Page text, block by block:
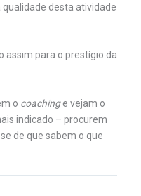
qualidade desta atividade
assim para o prestígio da
o coachinge vejam o
indicado – procurem
de que sabem o que